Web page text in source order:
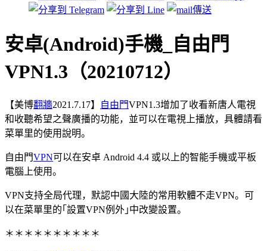
安卓(Android)手機_自由門
VPN1.3（20210712）
【美博翻牆2021.7.17】 自由門VPN1.3增加了收看新唐人電視
和收聽希望之聲廣播的功能，並可以在電視上播放，具體請看
菜單里的使用說明。
自由門VPN可以在安卓 Android 4.4 或以上的智能手機或平板
電腦上使用。
VPN支持全局代理，默認中國大陸的常用軟體不走VPN。可
以在菜單里的｢設置VPN例外｣中改變設置。
＊＊＊＊＊＊＊＊＊＊